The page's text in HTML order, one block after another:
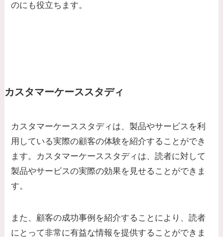
のにも役立ちます。
カスタマーケーススタディ
カスタマーケーススタディは、製品やサービスを利
用している実際の顧客の体験を紹介することができ
ます。カスタマーケーススタディは、読者に対して
製品やサービスの実際の効果を見せることができま
す。
また、顧客の成功事例を紹介することにより、読者
にとって非常に有益な情報を提供することができま